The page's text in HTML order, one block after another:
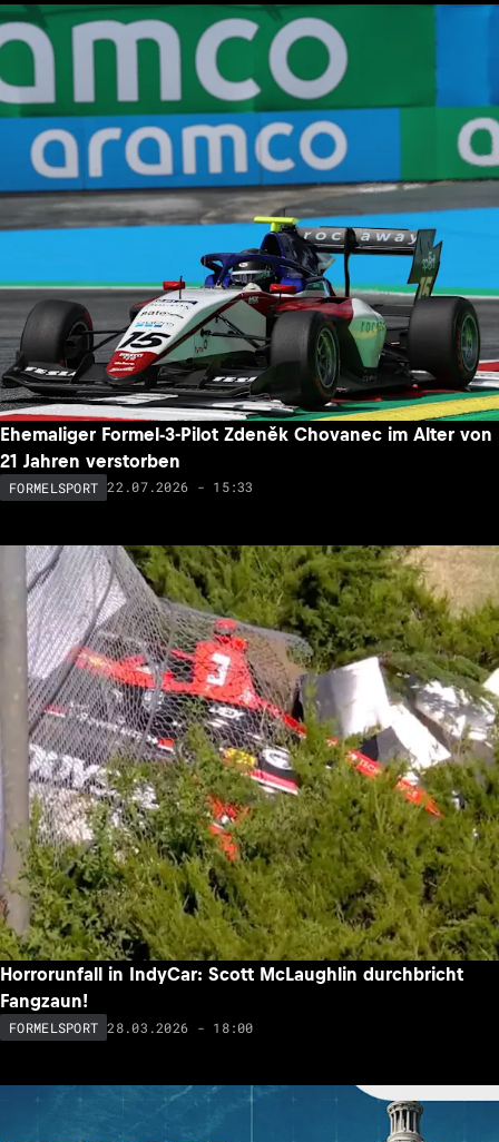
Ehemaliger Formel-3-Pilot Zdeněk Chovanec im Alter von
21 Jahren verstorben
FORMELSPORT 22.07.2026 - 15:33
Horrorunfall in IndyCar: Scott McLaughlin durchbricht
Fangzaun!
FORMELSPORT 28.03.2026 - 18:00